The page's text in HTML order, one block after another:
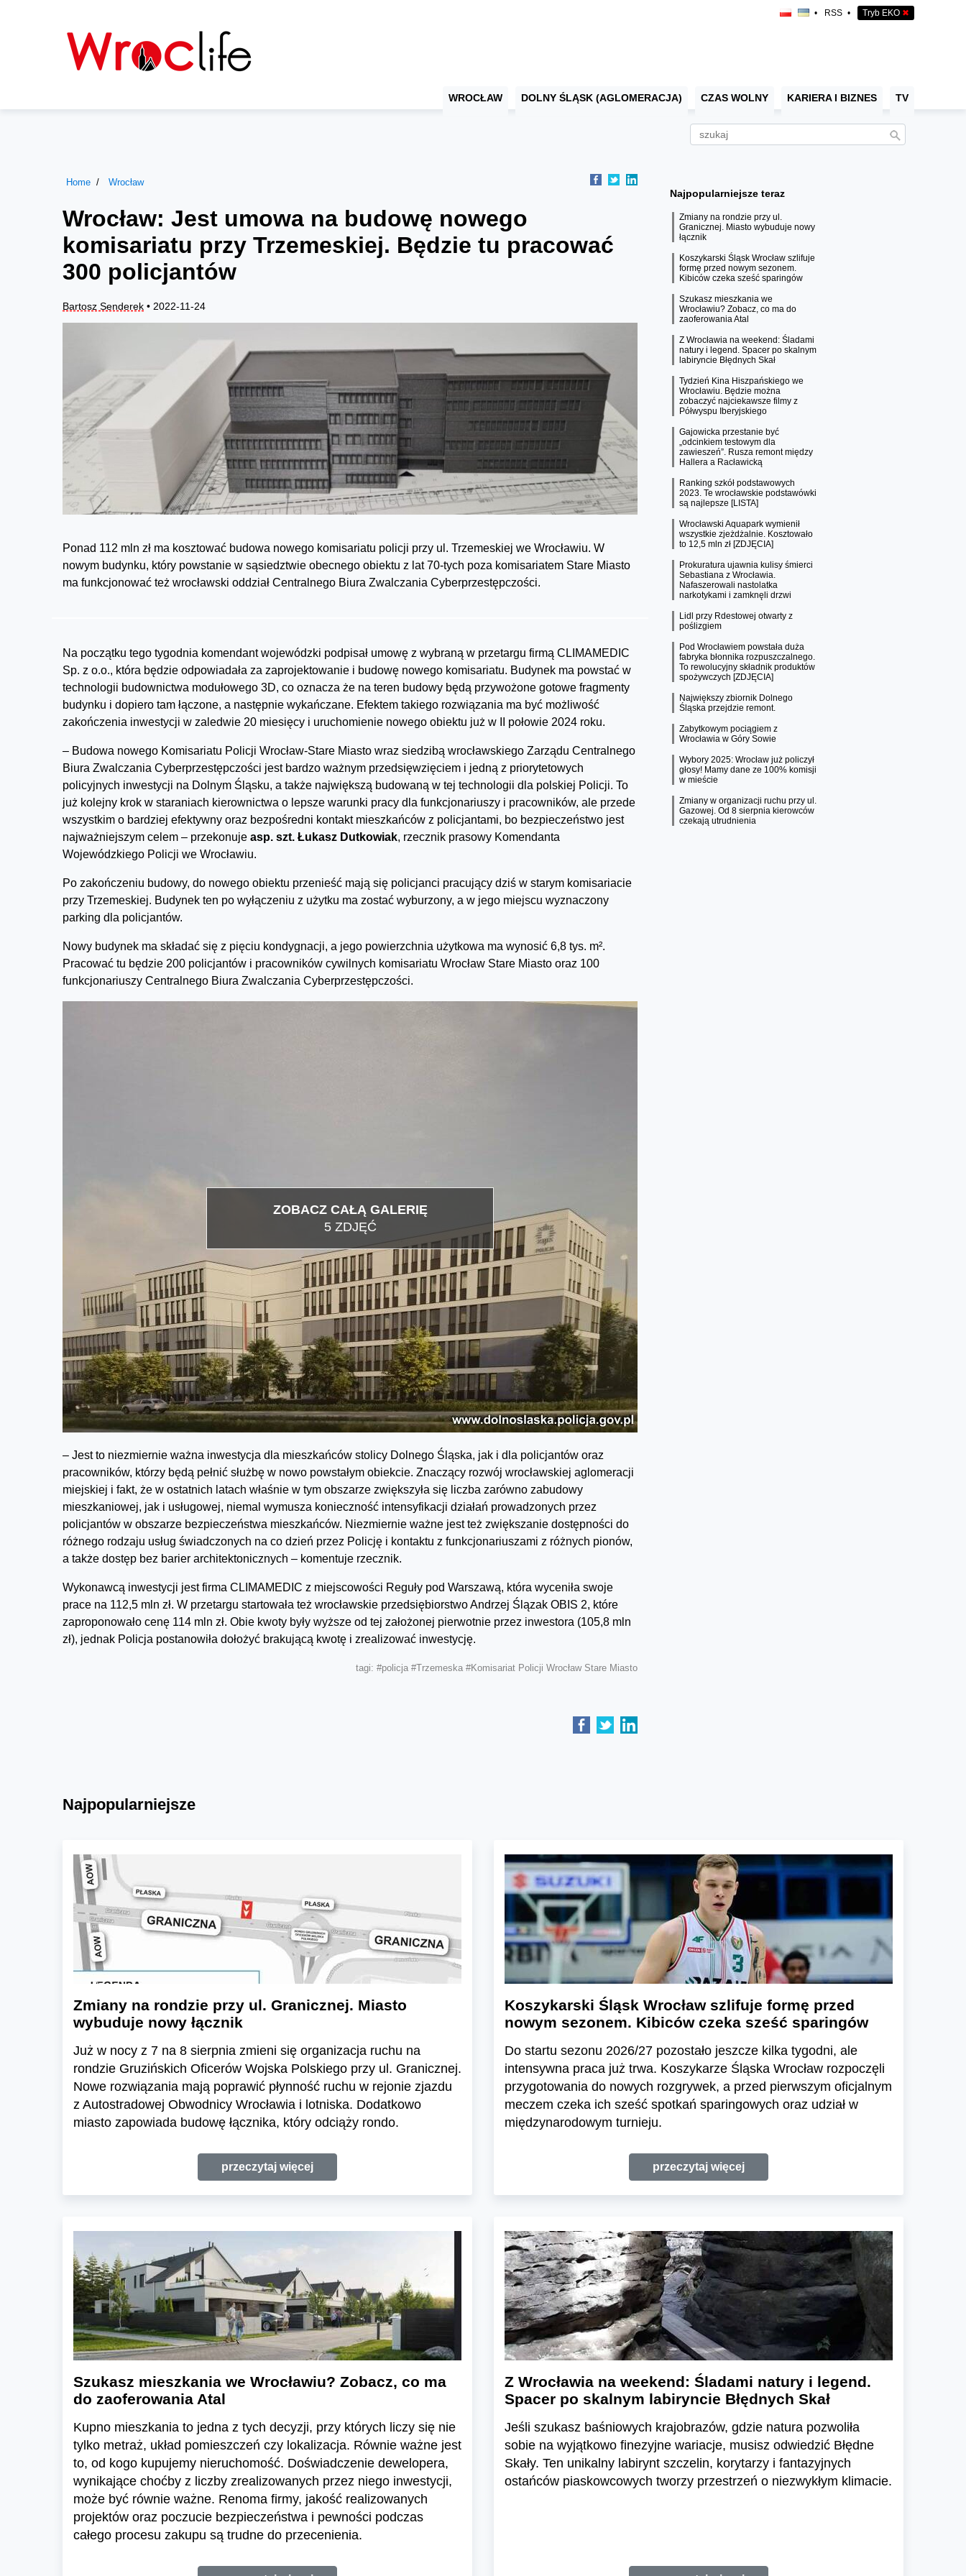
• RSS • Tryb EKO ✖
WROCŁAW DOLNY ŚLĄSK (AGLOMERACJA) CZAS WOLNY KARIERA I BIZNES TV
Home Wrocław
Wrocław: Jest umowa na budowę nowego
komisariatu przy Trzemeskiej. Będzie tu pracować
300 policjantów
Bartosz Senderek • 2022-11-24
Ponad 112 mln zł ma kosztować budowa nowego komisariatu policji przy ul. Trzemeskiej we Wrocławiu. W
nowym budynku, który powstanie w sąsiedztwie obecnego obiektu z lat 70-tych poza komisariatem Stare Miasto
ma funkcjonować też wrocławski oddział Centralnego Biura Zwalczania Cyberprzestępczości.
Na początku tego tygodnia komendant wojewódzki podpisał umowę z wybraną w przetargu firmą CLIMAMEDIC
Sp. z o.o., która będzie odpowiadała za zaprojektowanie i budowę nowego komisariatu. Budynek ma powstać w
technologii budownictwa modułowego 3D, co oznacza że na teren budowy będą przywożone gotowe fragmenty
budynku i dopiero tam łączone, a następnie wykańczane. Efektem takiego rozwiązania ma być możliwość
zakończenia inwestycji w zaledwie 20 miesięcy i uruchomienie nowego obiektu już w II połowie 2024 roku.
– Budowa nowego Komisariatu Policji Wrocław-Stare Miasto wraz siedzibą wrocławskiego Zarządu Centralnego
Biura Zwalczania Cyberprzestępczości jest bardzo ważnym przedsięwzięciem i jedną z priorytetowych
policyjnych inwestycji na Dolnym Śląsku, a także największą budowaną w tej technologii dla polskiej Policji. To
już kolejny krok w staraniach kierownictwa o lepsze warunki pracy dla funkcjonariuszy i pracowników, ale przede
wszystkim o bardziej efektywny oraz bezpośredni kontakt mieszkańców z policjantami, bo bezpieczeństwo jest
najważniejszym celem – przekonuje asp. szt. Łukasz Dutkowiak, rzecznik prasowy Komendanta
Wojewódzkiego Policji we Wrocławiu.
Po zakończeniu budowy, do nowego obiektu przenieść mają się policjanci pracujący dziś w starym komisariacie
przy Trzemeskiej. Budynek ten po wyłączeniu z użytku ma zostać wyburzony, a w jego miejscu wyznaczony
parking dla policjantów.
Nowy budynek ma składać się z pięciu kondygnacji, a jego powierzchnia użytkowa ma wynosić 6,8 tys. m².
Pracować tu będzie 200 policjantów i pracowników cywilnych komisariatu Wrocław Stare Miasto oraz 100
funkcjonariuszy Centralnego Biura Zwalczania Cyberprzestępczości.
ZOBACZ CAŁĄ GALERIĘ
5 ZDJĘĆ
– Jest to niezmiernie ważna inwestycja dla mieszkańców stolicy Dolnego Śląska, jak i dla policjantów oraz
pracowników, którzy będą pełnić służbę w nowo powstałym obiekcie. Znaczący rozwój wrocławskiej aglomeracji
miejskiej i fakt, że w ostatnich latach właśnie w tym obszarze zwiększyła się liczba zarówno zabudowy
mieszkaniowej, jak i usługowej, niemal wymusza konieczność intensyfikacji działań prowadzonych przez
policjantów w obszarze bezpieczeństwa mieszkańców. Niezmiernie ważne jest też zwiększanie dostępności do
różnego rodzaju usług świadczonych na co dzień przez Policję i kontaktu z funkcjonariuszami z różnych pionów,
a także dostęp bez barier architektonicznych – komentuje rzecznik.
Wykonawcą inwestycji jest firma CLIMAMEDIC z miejscowości Reguły pod Warszawą, która wyceniła swoje
prace na 112,5 mln zł. W przetargu startowała też wrocławskie przedsiębiorstwo Andrzej Ślązak OBIS 2, które
zaproponowało cenę 114 mln zł. Obie kwoty były wyższe od tej założonej pierwotnie przez inwestora (105,8 mln
zł), jednak Policja postanowiła dołożyć brakującą kwotę i zrealizować inwestycję.
tagi: #policja #Trzemeska #Komisariat Policji Wrocław Stare Miasto
Najpopularniejsze teraz
Zmiany na rondzie przy ul.
Granicznej. Miasto wybuduje nowy
łącznik
Koszykarski Śląsk Wrocław szlifuje
formę przed nowym sezonem.
Kibiców czeka sześć sparingów
Szukasz mieszkania we
Wrocławiu? Zobacz, co ma do
zaoferowania Atal
Z Wrocławia na weekend: Śladami
natury i legend. Spacer po skalnym
labiryncie Błędnych Skał
Tydzień Kina Hiszpańskiego we
Wrocławiu. Będzie można
zobaczyć najciekawsze filmy z
Półwyspu Iberyjskiego
Gajowicka przestanie być
„odcinkiem testowym dla
zawieszeń”. Rusza remont między
Hallera a Racławicką
Ranking szkół podstawowych
2023. Te wrocławskie podstawówki
są najlepsze [LISTA]
Wrocławski Aquapark wymienił
wszystkie zjeżdżalnie. Kosztowało
to 12,5 mln zł [ZDJĘCIA]
Prokuratura ujawnia kulisy śmierci
Sebastiana z Wrocławia.
Nafaszerowali nastolatka
narkotykami i zamknęli drzwi
Lidl przy Rdestowej otwarty z
poślizgiem
Pod Wrocławiem powstała duża
fabryka błonnika rozpuszczalnego.
To rewolucyjny składnik produktów
spożywczych [ZDJĘCIA]
Największy zbiornik Dolnego
Śląska przejdzie remont.
Zabytkowym pociągiem z
Wrocławia w Góry Sowie
Wybory 2025: Wrocław już policzył
głosy! Mamy dane ze 100% komisji
w mieście
Zmiany w organizacji ruchu przy ul.
Gazowej. Od 8 sierpnia kierowców
czekają utrudnienia
Najpopularniejsze
Zmiany na rondzie przy ul. Granicznej. Miasto
wybuduje nowy łącznik
Już w nocy z 7 na 8 sierpnia zmieni się organizacja ruchu na
rondzie Gruzińskich Oficerów Wojska Polskiego przy ul. Granicznej.
Nowe rozwiązania mają poprawić płynność ruchu w rejonie zjazdu
z Autostradowej Obwodnicy Wrocławia i lotniska. Dodatkowo
miasto zapowiada budowę łącznika, który odciąży rondo.
przeczytaj więcej
Koszykarski Śląsk Wrocław szlifuje formę przed
nowym sezonem. Kibiców czeka sześć sparingów
Do startu sezonu 2026/27 pozostało jeszcze kilka tygodni, ale
intensywna praca już trwa. Koszykarze Śląska Wrocław rozpoczęli
przygotowania do nowych rozgrywek, a przed pierwszym oficjalnym
meczem czeka ich sześć spotkań sparingowych oraz udział w
międzynarodowym turnieju.
przeczytaj więcej
Szukasz mieszkania we Wrocławiu? Zobacz, co ma
do zaoferowania Atal
Kupno mieszkania to jedna z tych decyzji, przy których liczy się nie
tylko metraż, układ pomieszczeń czy lokalizacja. Równie ważne jest
to, od kogo kupujemy nieruchomość. Doświadczenie dewelopera,
wynikające choćby z liczby zrealizowanych przez niego inwestycji,
może być równie ważne. Renoma firmy, jakość realizowanych
projektów oraz poczucie bezpieczeństwa i pewności podczas
całego procesu zakupu są trudne do przecenienia.
Z Wrocławia na weekend: Śladami natury i legend.
Spacer po skalnym labiryncie Błędnych Skał
Jeśli szukasz baśniowych krajobrazów, gdzie natura pozwoliła
sobie na wyjątkowo finezyjne wariacje, musisz odwiedzić Błędne
Skały. Ten unikalny labirynt szczelin, korytarzy i fantazyjnych
ostańców piaskowcowych tworzy przestrzeń o niezwykłym klimacie.